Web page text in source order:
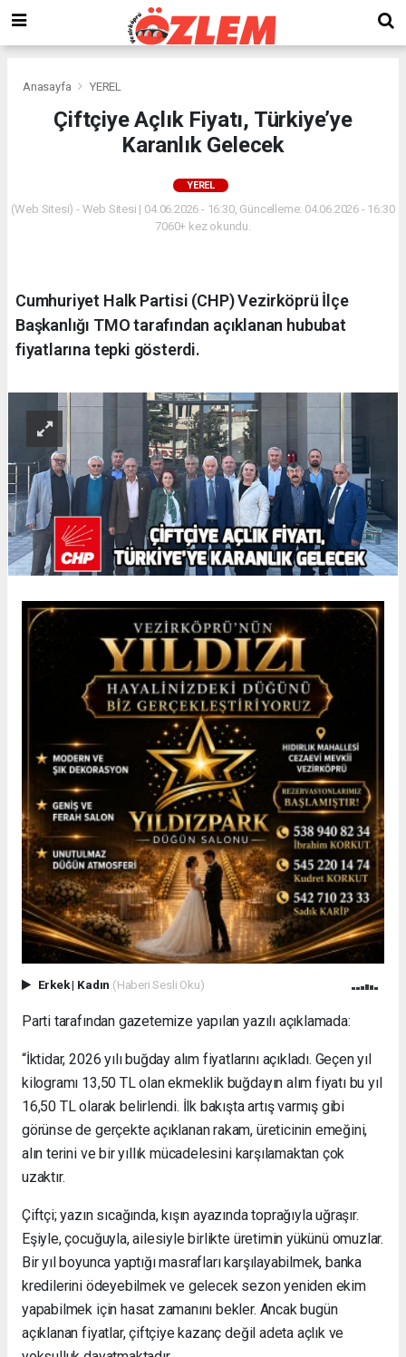
Anasayfa YEREL
Çiftçiye Açlık Fiyatı, Türkiye’ye
Karanlık Gelecek
YEREL
(Web Sitesi) - Web Sitesi | 04.06.2026 - 16:30, Güncelleme: 04.06.2026 - 16:30
7060+ kez okundu.
Cumhuriyet Halk Partisi (CHP) Vezirköprü İlçe
Başkanlığı TMO tarafından açıklanan hububat
fiyatlarına tepki gösterdi.
Erkek| Kadın (Haberi Sesli Oku)
Parti tarafından gazetemize yapılan yazılı açıklamada:
“İktidar, 2026 yılı buğday alım fiyatlarını açıkladı. Geçen yıl
kilogramı 13,50 TL olan ekmeklik buğdayın alım fiyatı bu yıl
16,50 TL olarak belirlendi. İlk bakışta artış varmış gibi
görünse de gerçekte açıklanan rakam, üreticinin emeğini,
alın terini ve bir yıllık mücadelesini karşılamaktan çok
uzaktır.
Çiftçi; yazın sıcağında, kışın ayazında toprağıyla uğraşır.
Eşiyle, çocuğuyla, ailesiyle birlikte üretimin yükünü omuzlar.
Bir yıl boyunca yaptığı masrafları karşılayabilmek, banka
kredilerini ödeyebilmek ve gelecek sezon yeniden ekim
yapabilmek için hasat zamanını bekler. Ancak bugün
açıklanan fiyatlar, çiftçiye kazanç değil adeta açlık ve